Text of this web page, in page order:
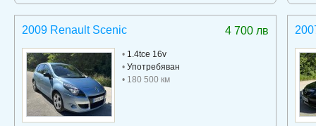
4 700 лв
2009 Renault Scenic
• 1.4tce 16v
• Употребяван
• 180 500 км